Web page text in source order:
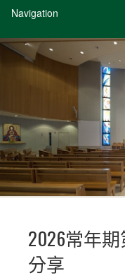
2026常年
分享